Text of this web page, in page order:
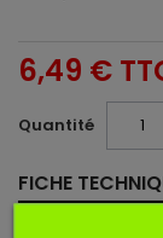
6,49 €
Quantité
FICHE